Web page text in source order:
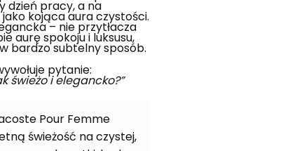
dzień pracy, a na
kojąca aura czystości.
– nie przytłacza
aurę spokoju i luksusu,
bardzo subtelny sposób.
pytanie:
świeżo i elegancko?”
Pour Femme
świeżość na czystej,